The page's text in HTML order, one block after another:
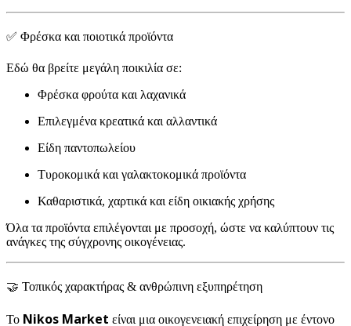
✅ Φρέσκα και ποιοτικά προϊόντα
Εδώ θα βρείτε μεγάλη ποικιλία σε:
Φρέσκα φρούτα και λαχανικά
Επιλεγμένα κρεατικά και αλλαντικά
Είδη παντοπωλείου
Τυροκομικά και γαλακτοκομικά προϊόντα
Καθαριστικά, χαρτικά και είδη οικιακής χρήσης
Όλα τα προϊόντα επιλέγονται με προσοχή, ώστε να καλύπτουν τις
ανάγκες της σύγχρονης οικογένειας.
🤝 Τοπικός χαρακτήρας & ανθρώπινη εξυπηρέτηση
Το Nikos Market είναι μια οικογενειακή επιχείρηση με έντονο